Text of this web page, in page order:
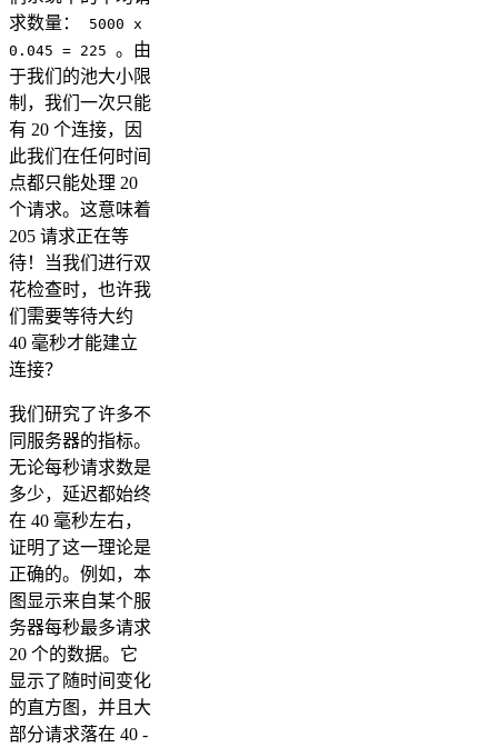
求数量：
5000 x
0.045 = 225 。由
于我们的池大小限
制，我们一次只能
有 20 个连接，因
此我们在任何时间
点都只能处理 20
个请求。这意味着
205 请求正在等
待！当我们进行双
花检查时，也许我
们需要等待大约
40 毫秒才能建立
连接？
我们研究了许多不
同服务器的指标。
无论每秒请求数是
多少，延迟都始终
在 40 毫秒左右，
证明了这一理论是
正确的。例如，本
图显示来自某个服
务器每秒最多请求
20 个的数据。它
显示了随时间变化
的直方图，并且大
部分请求落在 40 -